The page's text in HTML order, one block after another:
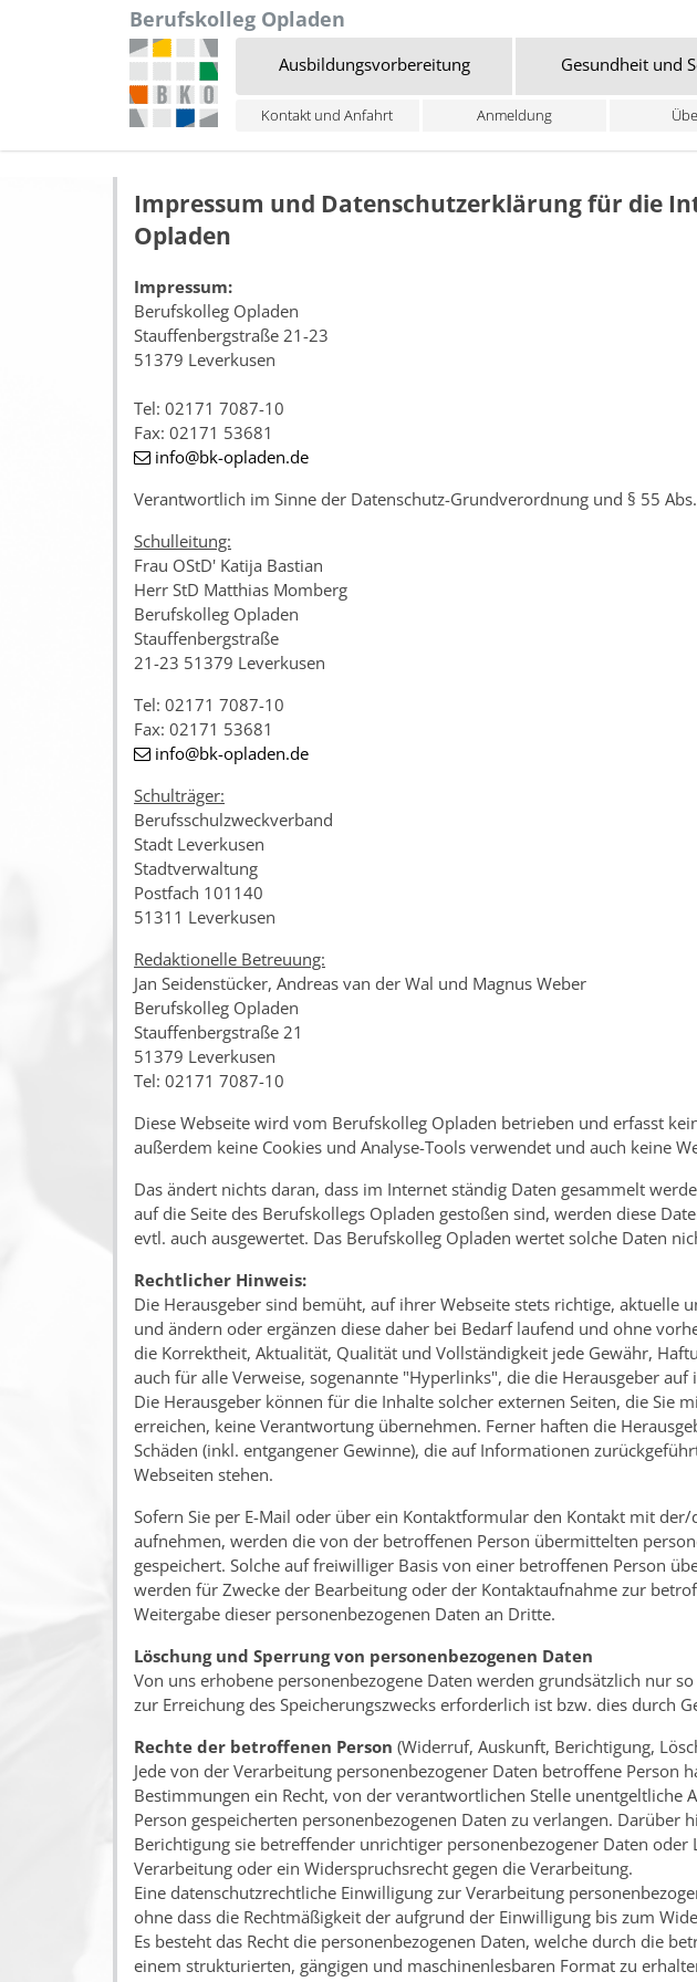
Berufskolleg Opladen
Ausbildungsvorbereitung Gesundheit und
Kontakt und Anfahrt Anmeldung
Impressum und Datenschutzerklärung für die
Opladen
Impressum:
Berufskolleg Opladen
Stauffenbergstraße 21-23
51379 Leverkusen
Tel: 02171 7087-10
Fax: 02171 53681
info@bk-opladen.de
Verantwortlich im Sinne der Datenschutz-Grundverordnung und § 55 Abs.
Schulleitung:
Frau OStD' Katija Bastian
Herr StD Matthias Momberg
Berufskolleg Opladen
Stauffenbergstraße
21-23 51379 Leverkusen
Tel: 02171 7087-10
Fax: 02171 53681
info@bk-opladen.de
Schulträger:
Berufsschulzweckverband
Stadt Leverkusen
Stadtverwaltung
Postfach 101140
51311 Leverkusen
Redaktionelle Betreuung:
Jan Seidenstücker, Andreas van der Wal und Magnus Weber
Berufskolleg Opladen
Stauffenbergstraße 21
51379 Leverkusen
Tel: 02171 7087-10
Diese Webseite wird vom Berufskolleg Opladen betrieben und erfasst
außerdem keine Cookies und Analyse-Tools verwendet und auch keine
Das ändert nichts daran, dass im Internet ständig Daten gesammelt
auf die Seite des Berufskollegs Opladen gestoßen sind, werden diese
evtl. auch ausgewertet. Das Berufskolleg Opladen wertet solche Daten
Rechtlicher Hinweis:
Die Herausgeber sind bemüht, auf ihrer Webseite stets richtige, aktuelle
und ändern oder ergänzen diese daher bei Bedarf laufend und ohne
die Korrektheit, Aktualität, Qualität und Vollständigkeit jede Gewähr,
auch für alle Verweise, sogenannte "Hyperlinks", die die Herausgeber
Die Herausgeber können für die Inhalte solcher externen Seiten, die Sie
erreichen, keine Verantwortung übernehmen. Ferner haften die
Schäden (inkl. entgangener Gewinne), die auf Informationen
Webseiten stehen.
Sofern Sie per E-Mail oder über ein Kontaktformular den Kontakt mit
aufnehmen, werden die von der betroffenen Person übermittelten
gespeichert. Solche auf freiwilliger Basis von einer betroffenen Person
werden für Zwecke der Bearbeitung oder der Kontaktaufnahme zur
Weitergabe dieser personenbezogenen Daten an Dritte.
Löschung und Sperrung von personenbezogenen Daten
Von uns erhobene personenbezogene Daten werden grundsätzlich nur
zur Erreichung des Speicherungszwecks erforderlich ist bzw. dies durch
Rechte der betroffenen Person (Widerruf, Auskunft, Berichtigung,
Jede von der Verarbeitung personenbezogener Daten betroffene Person
Bestimmungen ein Recht, von der verantwortlichen Stelle unentgeltliche
Person gespeicherten personenbezogenen Daten zu verlangen. Darüber
Berichtigung sie betreffender unrichtiger personenbezogener Daten oder
Verarbeitung oder ein Widerspruchsrecht gegen die Verarbeitung.
Eine datenschutzrechtliche Einwilligung zur Verarbeitung
ohne dass die Rechtmäßigkeit der aufgrund der Einwilligung bis zum
Es besteht das Recht die personenbezogenen Daten, welche durch die
einem strukturierten, gängigen und maschinenlesbaren Format zu